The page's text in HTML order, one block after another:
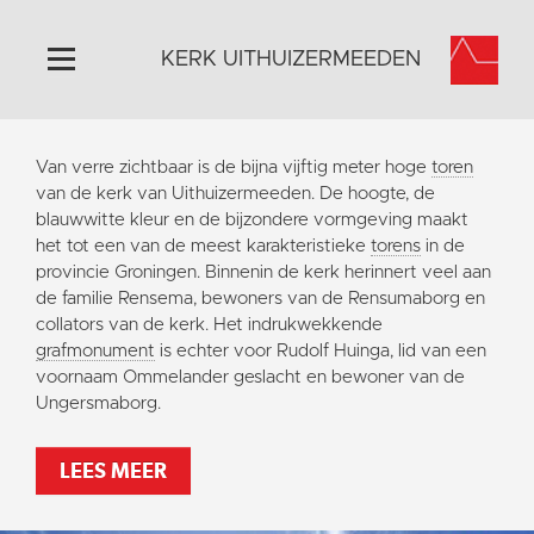
Home
Algemeen
Historie
Omgeving
Activiteiten
Doneer
Contact
KERK UITHUIZERMEEDEN
Van verre zichtbaar is de bijna vijftig meter hoge toren
van de kerk van Uithuizermeeden. De hoogte, de
blauwwitte kleur en de bijzondere vormgeving maakt
het tot een van de meest karakteristieke torens in de
provincie Groningen. Binnenin de kerk herinnert veel aan
de familie Rensema, bewoners van de Rensumaborg en
collators van de kerk. Het indrukwekkende
grafmonument is echter voor Rudolf Huinga, lid van een
voornaam Ommelander geslacht en bewoner van de
Ungersmaborg.
LEES MEER